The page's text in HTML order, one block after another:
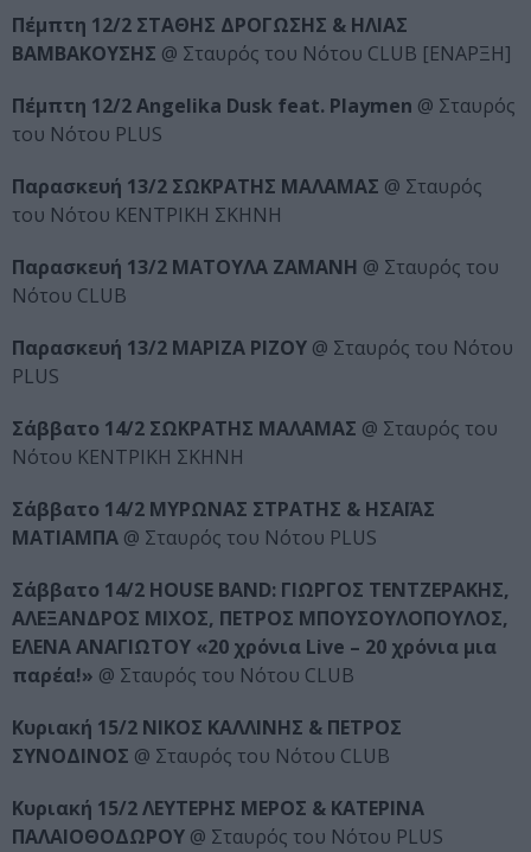
Πέμπτη 12/2 ΣΤΑΘΗΣ ΔΡΟΓΩΣΗΣ & ΗΛΙΑΣ
ΒΑΜΒΑΚΟΥΣΗΣ @ Σταυρός του Νότου CLUB [ΕΝΑΡΞΗ]
Πέμπτη 12/2 Angelika Dusk feat. Playmen @ Σταυρός
του Νότου PLUS
Παρασκευή 13/2 ΣΩΚΡΑΤΗΣ ΜΑΛΑΜΑΣ @ Σταυρός
του Νότου ΚΕΝΤΡΙΚΗ ΣΚΗΝΗ
Παρασκευή 13/2 ΜΑΤΟΥΛΑ ΖΑΜΑΝΗ @ Σταυρός του
Νότου CLUB
Παρασκευή 13/2 ΜΑΡΙΖΑ ΡΙΖΟΥ @ Σταυρός του Νότου
PLUS
Σάββατο 14/2 ΣΩΚΡΑΤΗΣ ΜΑΛΑΜΑΣ @ Σταυρός του
Νότου ΚΕΝΤΡΙΚΗ ΣΚΗΝΗ
Σάββατο 14/2 ΜΥΡΩΝΑΣ ΣΤΡΑΤΗΣ & ΗΣΑΪΑΣ
ΜΑΤΙΑΜΠΑ @ Σταυρός του Νότου PLUS
Σάββατο 14/2 HOUSE BAND: ΓΙΩΡΓΟΣ ΤΕΝΤΖΕΡΑΚΗΣ,
ΑΛΕΞΑΝΔΡΟΣ ΜΙΧΟΣ, ΠΕΤΡΟΣ ΜΠΟΥΣΟΥΛΟΠΟΥΛΟΣ,
ΕΛΕΝΑ ΑΝΑΓΙΩΤΟΥ «20 χρόνια Live – 20 χρόνια μια
παρέα!» @ Σταυρός του Νότου CLUB
Κυριακή 15/2 ΝΙΚΟΣ ΚΑΛΛΙΝΗΣ & ΠΕΤΡΟΣ
ΣΥΝΟΔΙΝΟΣ @ Σταυρός του Νότου CLUB
Κυριακή 15/2 ΛΕΥΤΕΡΗΣ ΜΕΡΟΣ & ΚΑΤΕΡΙΝΑ
ΠΑΛΑΙΟΘΟΔΩΡΟΥ @ Σταυρός του Νότου PLUS